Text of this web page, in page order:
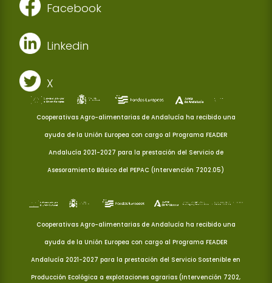
Facebook
Linkedin
X
Cooperativas Agro-alimentarias de Andalucía ha recibido una
ayuda de la Unión Europea con cargo al Programa FEADER
Andalucía 2021-2027 para la prestación del Servicio de
Asesoramiento Básico del PEPAC (Intervención 7202.05)
Cooperativas Agro-alimentarias de Andalucía ha recibido una
ayuda de la Unión Europea con cargo al Programa FEADER
Andalucía 2021-2027 para la prestación del Servicio Sostenible en
Producción Ecológica a explotaciones agrarias (Intervención 7202,